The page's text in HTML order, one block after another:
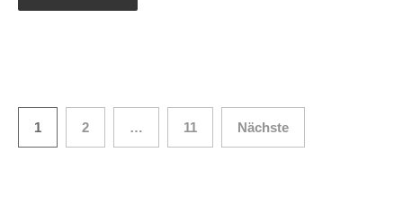
Seitennummerierung
1 2 … 11 Nächste